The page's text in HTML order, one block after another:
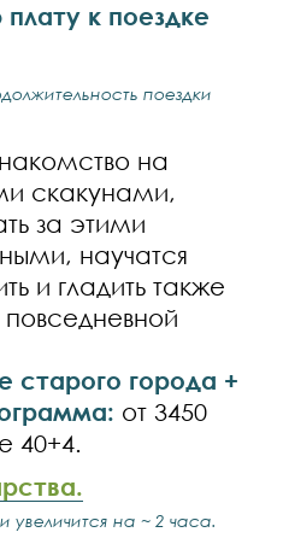
к поездке
поездки
на
скакунами,
за этими
научатся
и гладить также
старого города +
от 3450
40+4.
увеличится на ~ 2 часа.